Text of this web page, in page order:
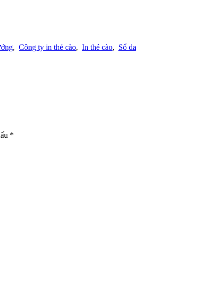
, Công ty in thẻ cào, In thẻ cào, Sổ da
*